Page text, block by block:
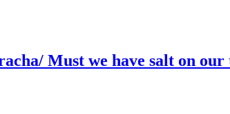
Must we have salt on our